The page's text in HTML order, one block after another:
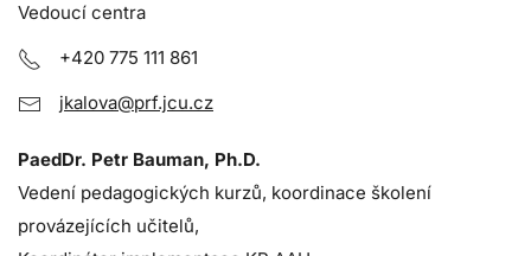
Vedoucí centra
+420 775 111 861
jkalova@prf.jcu.cz
PaedDr. Petr Bauman, Ph.D.
Vedení pedagogických kurzů, koordinace školení
provázejících učitelů,